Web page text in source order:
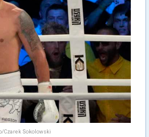
Czarek Sokolowski